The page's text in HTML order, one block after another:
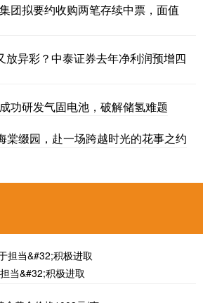
团拟要约收购两笔存续中票，面值
放异彩？中泰证券去年净利润预增四
功研发气固电池，破解储氢难题
棠缀园，赴一场跨越时光的花事之约
当&#32;积极进取